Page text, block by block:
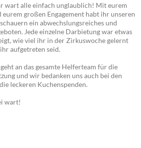
wart alle einfach unglaublich! Mit eurem
großen Engagement habt ihr unseren
ein abwechslungsreiches und
Jede einzelne Darbietung war etwas
wie viel ihr in der Zirkuswoche gelernt
aufgetreten seid.
an das gesamte Helferteam für die
und wir bedanken uns auch bei den
leckeren Kuchenspenden.
wart!